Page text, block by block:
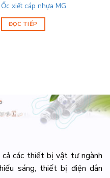
Ốc xiết cáp nhựa MG
ĐỌC TIẾP
các thiết bị vật tư ngành
sáng, thiết bị điện dân